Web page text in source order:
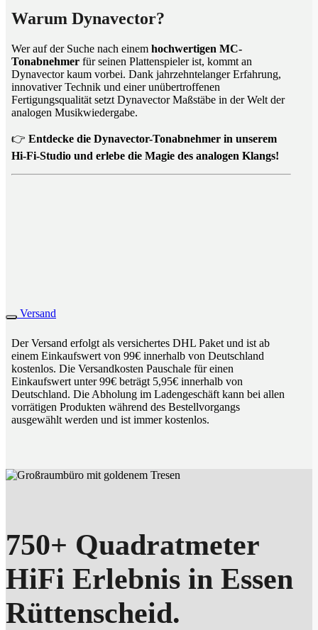
Warum Dynavector?
Wer auf der Suche nach einem hochwertigen MC-
Tonabnehmer für seinen Plattenspieler ist, kommt an
Dynavector kaum vorbei. Dank jahrzehntelanger Erfahrung,
innovativer Technik und einer unübertroffenen
Fertigungsqualität setzt Dynavector Maßstäbe in der Welt der
analogen Musikwiedergabe.
👉 Entdecke die Dynavector-Tonabnehmer in unserem
Hi-Fi-Studio und erlebe die Magie des analogen Klangs!
Versand
Der Versand erfolgt als versichertes DHL Paket und ist ab
einem Einkaufswert von 99€ innerhalb von Deutschland
kostenlos. Die Versandkosten Pauschale für einen
Einkaufswert unter 99€ beträgt 5,95€ innerhalb von
Deutschland. Die Abholung im Ladengeschäft kann bei allen
vorrätigen Produkten während des Bestellvorgangs
ausgewählt werden und ist immer kostenlos.
750+ Quadratmeter
HiFi Erlebnis in Essen
Rüttenscheid.